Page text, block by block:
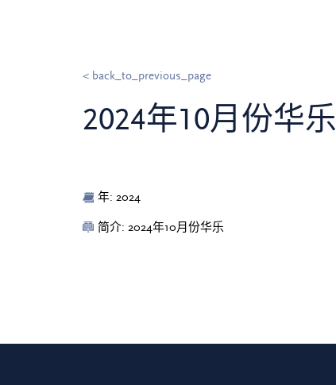
< back_to_previous_page
2024年10月份华乐
年: 2024
简介: 2024年10月份华乐